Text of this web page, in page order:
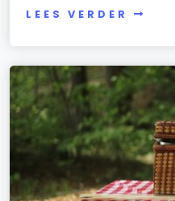
LEES VERDER